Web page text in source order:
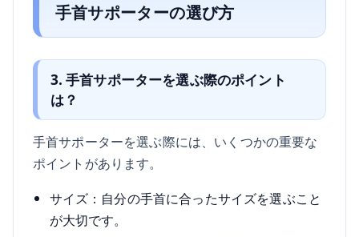
手首サポーターの選び方
3. 手首サポーターを選ぶ際のポイント
は？
手首サポーターを選ぶ際には、いくつかの重要な
ポイントがあります。
サイズ：自分の手首に合ったサイズを選ぶこと
が大切です。